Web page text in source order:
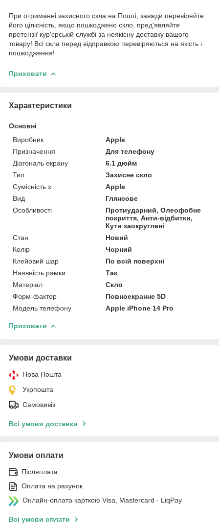
При отриманні захисного скла на Пошті, завжди перевіряйте
його цілісність, якщо пошкоджено скло, пред'являйте
претензії кур'єрській службі за неякісну доставку вашого
товару! Всі скла перед відправкою перевіряються на якість і
пошкодження!
Приховати
Характеристики
Основні
Виробник
Apple
Призначення
Для телефону
Діагональ екрану
6.1 дюйм
Тип
Захисне скло
Сумісність з
Apple
Вид
Глянсове
Особливості
Протиударний, Олеофобне
покриття, Анти-відбитки,
Кути заокруглені
Стан
Новий
Колір
Чорний
Клейовий шар
По всій поверхні
Наявність рамки
Так
Матеріал
Скло
Форм-фактор
Повноекранне 5D
Модель телефону
Apple iPhone 14 Pro
Приховати
Умови доставки
Нова Пошта
Укрпошта
Самовивіз
Всі умови доставки
Умови оплати
Післяплата
Оплата на рахунок
Онлайн-оплата карткою Visa, Mastercard - LiqPay
Всі умови оплати